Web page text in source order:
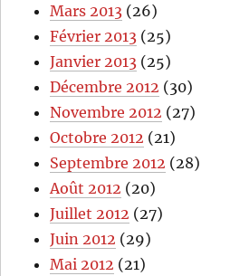
Mars 2013 (26)
Février 2013 (25)
Janvier 2013 (25)
Décembre 2012 (30)
Novembre 2012 (27)
Octobre 2012 (21)
Septembre 2012 (28)
Août 2012 (20)
Juillet 2012 (27)
Juin 2012 (29)
Mai 2012 (21)